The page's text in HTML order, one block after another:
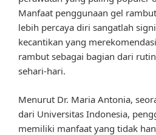
Manfaat penggunaan gel
lebih percaya diri sangatlah
kecantikan yang
rambut sebagai bagian dari
sehari-hari.
Menurut Dr. Maria Antonia,
dari Universitas Indonesia,
memiliki manfaat yang tidak